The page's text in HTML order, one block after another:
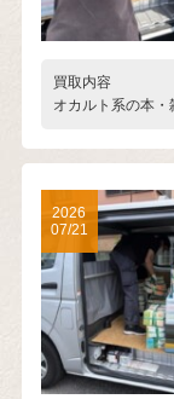
買取内容
オカルト系の本
2026
07/21